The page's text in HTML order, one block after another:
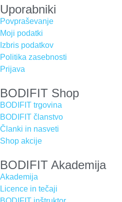
Uporabniki
Povpraševanje
Moji podatki
Izbris podatkov
Politika zasebnosti
Prijava
BODIFIT Shop
BODIFIT trgovina
BODIFIT članstvo
Članki in nasveti
Shop akcije
BODIFIT Akademija
Akademija
Licence in tečaji